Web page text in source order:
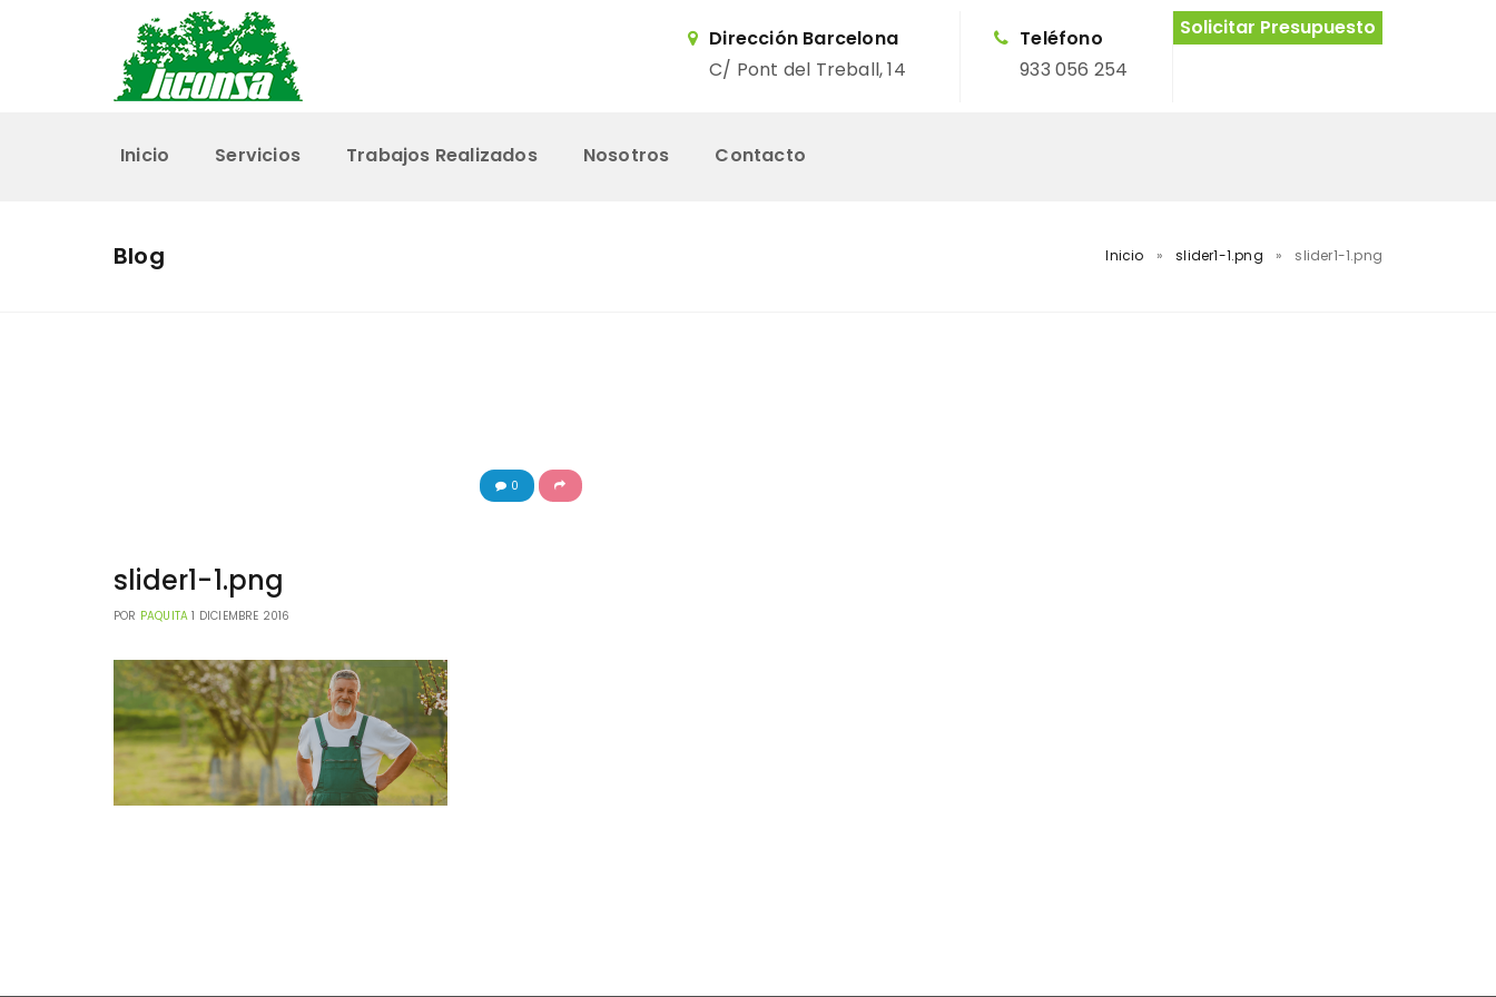
Dirección Barcelona
C/ Pont del Treball, 14
Teléfono
933 056 254
Solicitar Presupuesto
Inicio Servicios Trabajos Realizados Nosotros Contacto
Blog Inicio » slider1-1.png » slider1-1.png
0
slider1-1.png
POR PAQUITA 1 DICIEMBRE 2016